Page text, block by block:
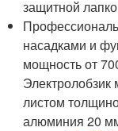
защитной
насадками и
мощность от
листом
алюминия 20